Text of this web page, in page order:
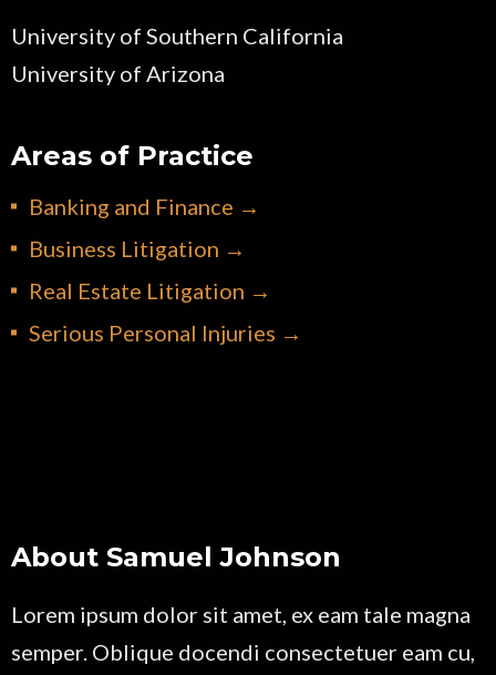
University of Southern California
University of Arizona
Areas of Practice
Banking and Finance →
Business Litigation →
Real Estate Litigation →
Serious Personal Injuries →
About Samuel Johnson
Lorem ipsum dolor sit amet, ex eam tale magna
semper. Oblique docendi consectetuer eam cu,